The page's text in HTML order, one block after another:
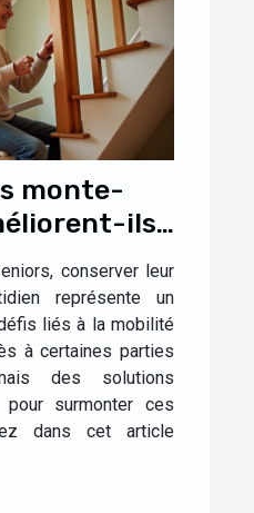
monte-
ils
seniors
conserver leur
représente un
liés à la mobilité
à certaines parties
des solutions
pour surmonter ces
dans cet article